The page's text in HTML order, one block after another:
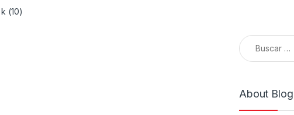
k (10)
Buscar:
About Blog